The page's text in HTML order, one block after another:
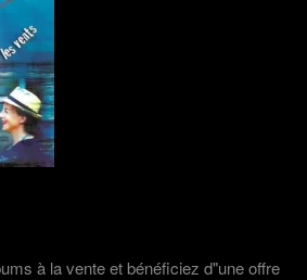
à la vente et bénéficiez d"une offre